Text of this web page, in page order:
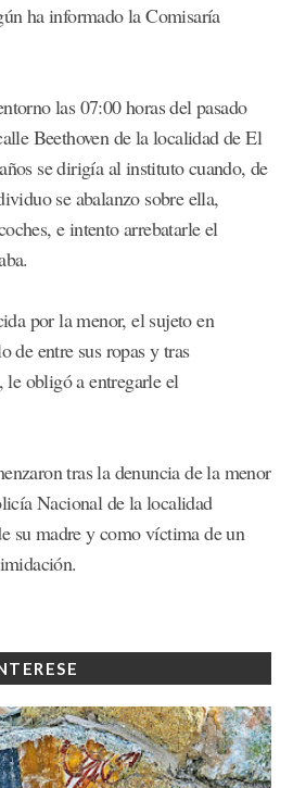
ha informado la Comisaría
las 07:00 horas del pasado
Beethoven de la localidad de El
se dirigía al instituto cuando, de
se abalanzo sobre ella,
e intento arrebatarle el
por la menor, el sujeto en
de entre sus ropas y tras
obligó a entregarle el
tras la denuncia de la menor
Nacional de la localidad
su madre y como víctima de un